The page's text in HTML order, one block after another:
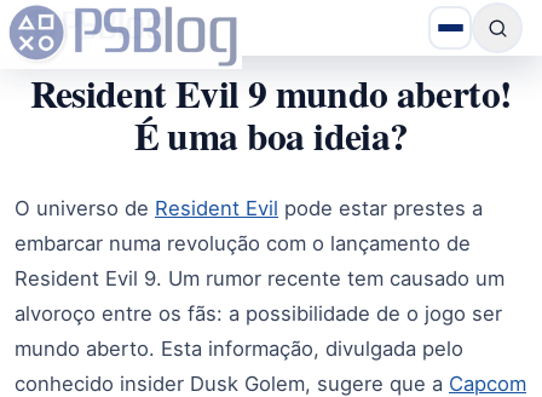
Resident Evil 9 mundo aberto!
É uma boa ideia?
O universo de Resident Evil pode estar prestes a
embarcar numa revolução com o lançamento de
Resident Evil 9. Um rumor recente tem causado um
alvoroço entre os fãs: a possibilidade de o jogo ser
mundo aberto. Esta informação, divulgada pelo
conhecido insider Dusk Golem, sugere que a Capcom